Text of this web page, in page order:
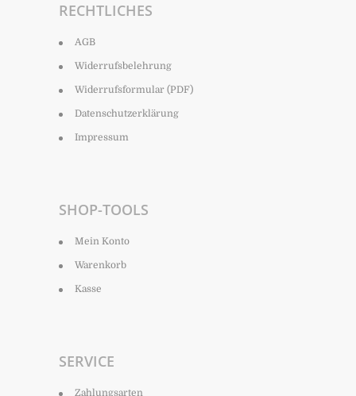
RECHTLICHES
AGB
Widerrufsbelehrung
Widerrufsformular (PDF)
Datenschutzerklärung
Impressum
SHOP-TOOLS
Mein Konto
Warenkorb
Kasse
SERVICE
Zahlungsarten